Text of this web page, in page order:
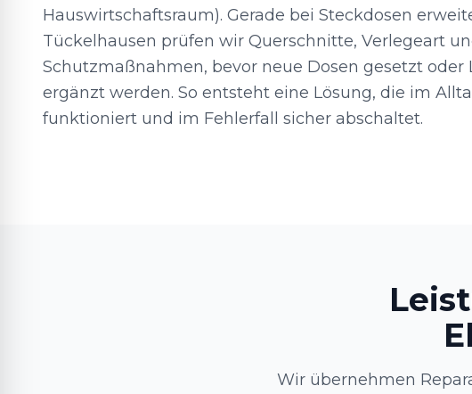
Hauswirtschaftsraum). Gerade bei Steckdosen
Tückelhausen prüfen wir Querschnitte, Verlegeart
Schutzmaßnahmen, bevor neue Dosen gesetzt oder
ergänzt werden. So entsteht eine Lösung, die im
funktioniert und im Fehlerfall sicher abschaltet.
Wir übernehmen